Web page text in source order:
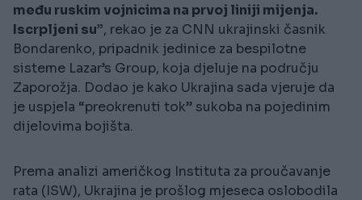
među ruskim vojnicima na prvoj liniji mijenja.
Iscrpljeni su”, rekao je za CNN ukrajinski časnik
Bondarenko, pripadnik jedinice za bespilotne
sisteme Lazar’s Group, koja djeluje na području
Zaporožja. Dodao je kako Ukrajina sada vjeruje da
je uspjela “preokrenuti tok” sukoba na pojedinim
dijelovima bojišta.
Prema analizi američkog Instituta za proučavanje
rata (ISW), Ukrajina je prošlog mjeseca oslobodila